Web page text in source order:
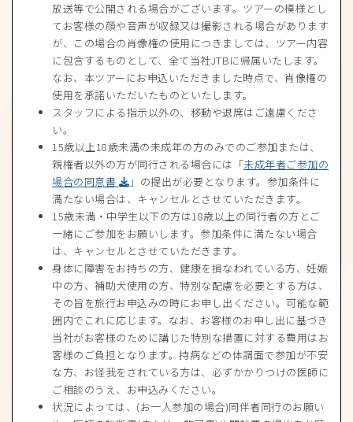
放送等で公開される場合がございます。ツアーの模様とし
てお客様の顔や音声が収録又は撮影される場合があります
が、この場合の肖像権の使用につきましては、ツアー内容
に包含するものとして、全て当社JTBに帰属いたします。
なお、本ツアーにお申込いただきました時点で、肖像権の
使用を承諾いただいたものといたします。
スタッフによる指示以外の、移動や退席はご遠慮くださ
い。
15歳以上18歳未満の未成年の方のみでのご参加または、
親権者以外の方が同行される場合には「未成年者ご参加の
場合の同意書
」の提出が必要となります。参加条件に
満たない場合は、キャンセルとさせていただきます。
15歳未満・中学生以下の方は18歳以上の同行者の方とご
一緒にご参加をお願いします。参加条件に満たない場合
は、キャンセルとさせていただきます。
身体に障害をお持ちの方、健康を損なわれている方、妊娠
中の方、補助犬使用の方、特別な配慮を必要とする方は、
その旨を旅行お申込みの時にお申し出ください。可能な範
囲内でこれに応じます。なお、お客様のお申し出に基づき
当社がお客様のために講じた特別な措置に対する費用はお
客様のご負担となります。持病などの体調面で参加が不安
な方、お怪我をされている方は、必ずかかりつけの医師に
ご相談のうえ、お申込みください。
状況によっては、(お一人参加の場合)同伴者同行のお願い